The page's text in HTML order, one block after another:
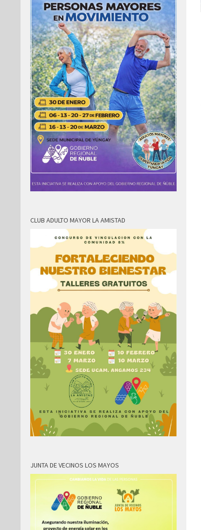
CLUB ADULTO MAYOR LA AMISTAD
JUNTA DE VECINOS LOS MAYOS